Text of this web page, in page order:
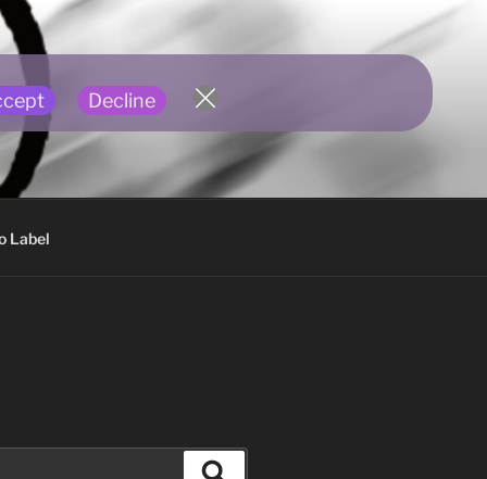
Label
Decline